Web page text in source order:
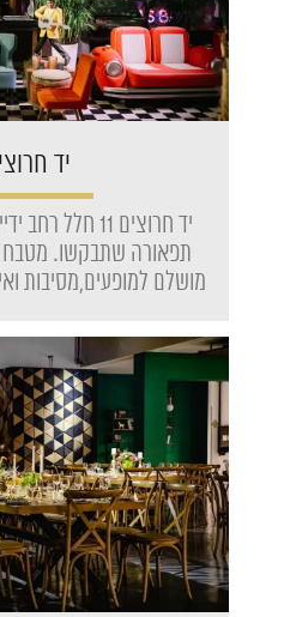
יד
יד חרוצים 11
תפאורה שתבקשו. מטבח
מושלם למופעים,מסיבות